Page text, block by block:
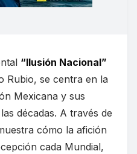
“Ilusión Nacional”
Rubio, se centra en la
Mexicana y sus
décadas. A través de
cómo la afición
cada Mundial,